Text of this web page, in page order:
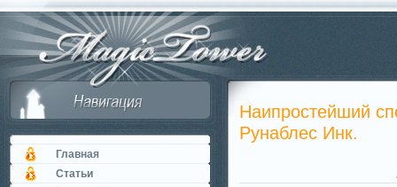
Главная
Статьи
Наипростейший
Рунаблес Инк.